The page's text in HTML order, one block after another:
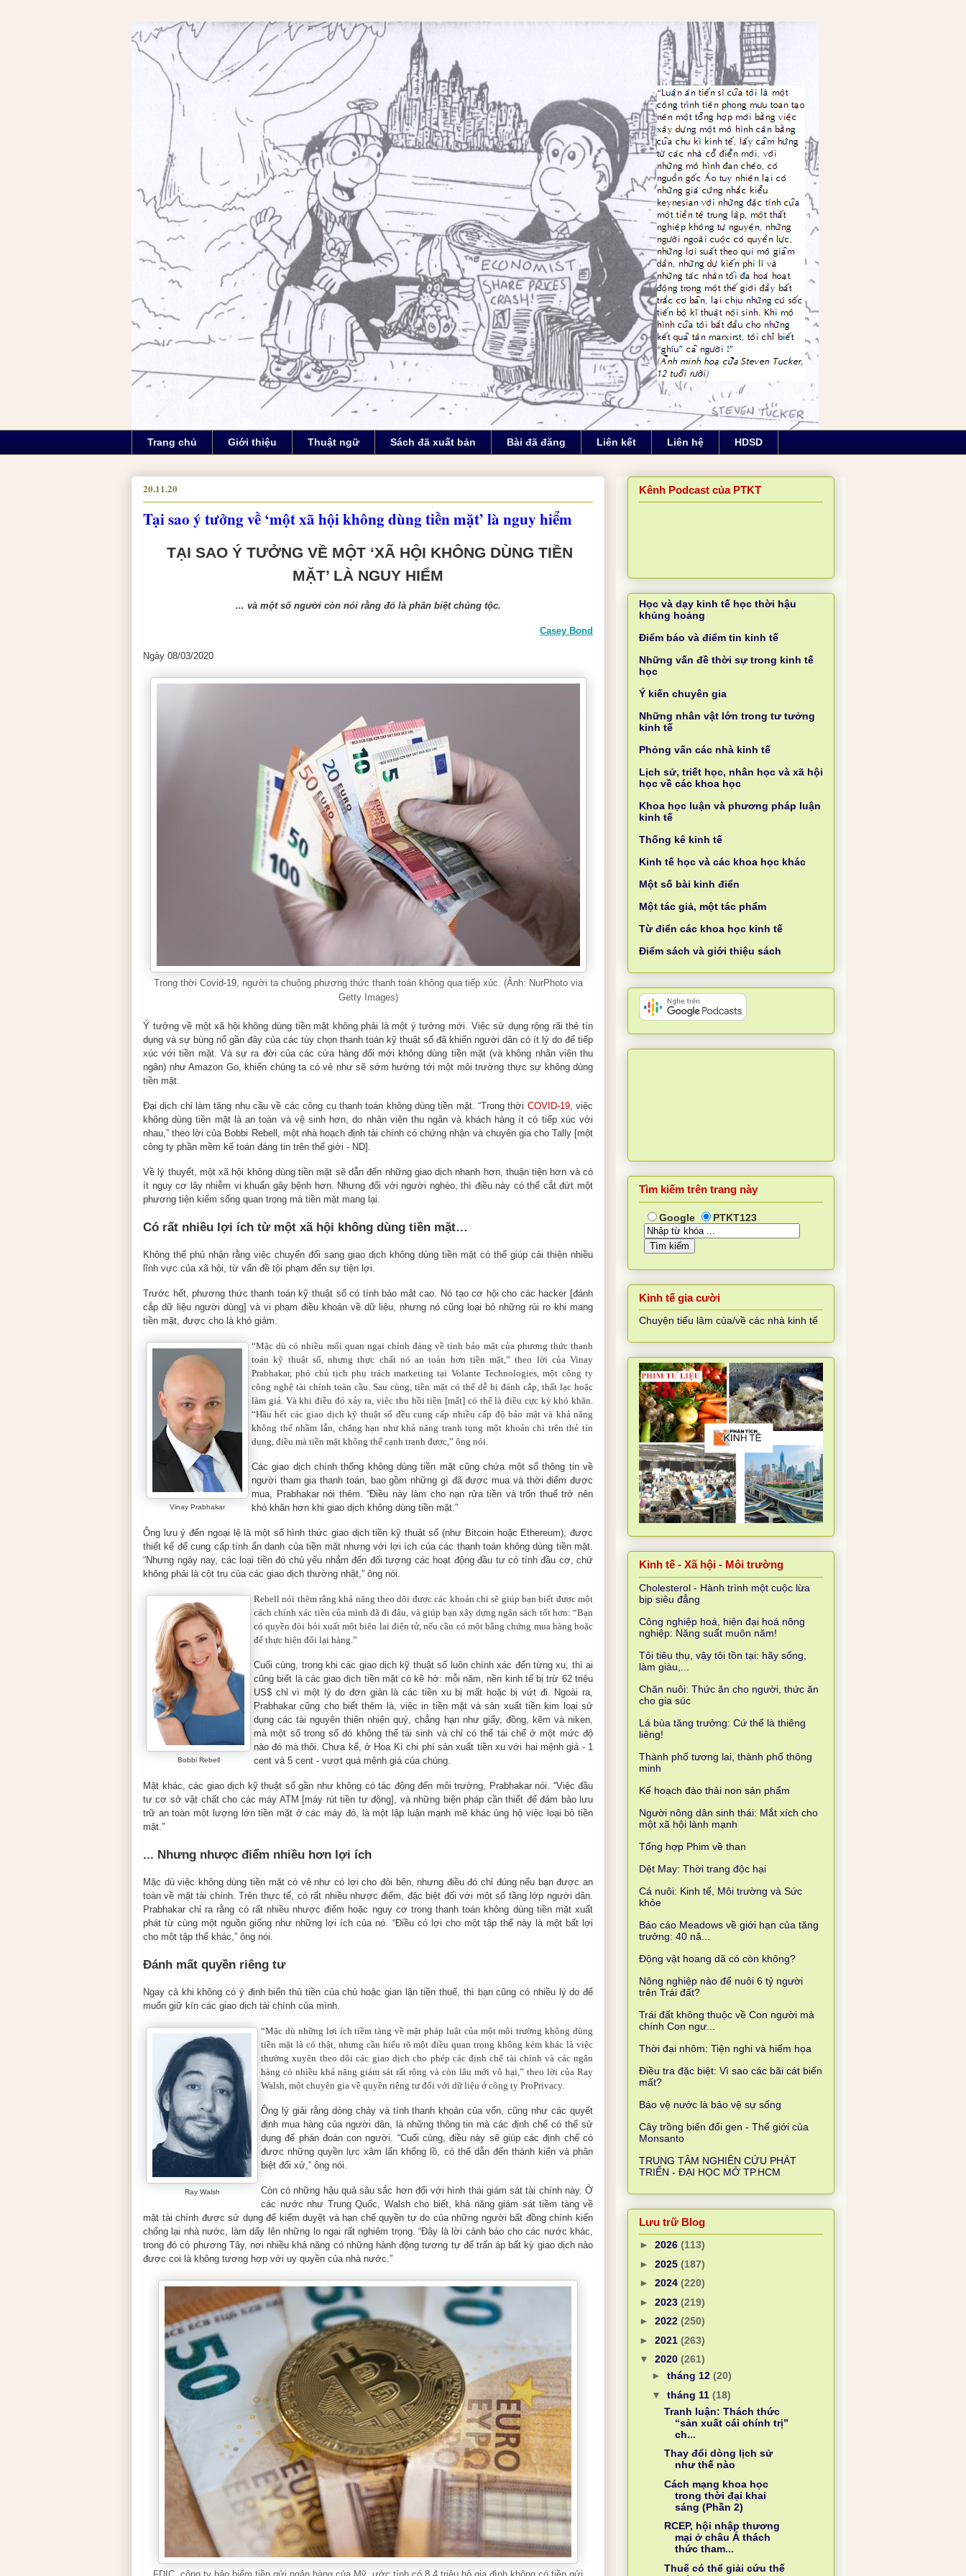
Trang chủ Giới thiệu Thuật ngữ Sách đã xuất bản Bài đã đăng Liên kết Liên hệ HDSD
20.11.20
Tại sao ý tưởng về ‘một xã hội không dùng tiền mặt’ là nguy hiểm
TẠI SAO Ý TƯỞNG VỀ MỘT ‘XÃ HỘI KHÔNG DÙNG TIỀN
MẶT’ LÀ NGUY HIỂM
... và một số người còn nói rằng đó là phân biệt chủng tộc.
Casey Bond
Ngày 08/03/2020
Trong thời Covid-19, người ta chuộng phương thức thanh toán không qua tiếp xúc. (Ảnh: NurPhoto via
Getty Images)
Ý tưởng về một xã hội không dùng tiền mặt không phải là một ý tưởng mới. Việc sử dụng rộng rãi thẻ tín
dụng và sự bùng nổ gần đây của các tùy chọn thanh toán kỹ thuật số đã khiến người dân có ít lý do để tiếp
xúc với tiền mặt. Và sự ra đời của các cửa hàng đổi mới không dùng tiền mặt (và không nhân viên thu
ngân) như Amazon Go, khiến chúng ta có vẻ như sẽ sớm hướng tới một môi trường thực sự không dùng
tiền mặt.
Đại dịch chỉ làm tăng nhu cầu về các công cụ thanh toán không dùng tiền mặt. “Trong thời COVID-19, việc
không dùng tiền mặt là an toàn và vệ sinh hơn, do nhân viên thu ngân và khách hàng ít có tiếp xúc với
nhau,” theo lời của Bobbi Rebell, một nhà hoạch định tài chính có chứng nhận và chuyên gia cho Tally [một
công ty phần mềm kế toán đáng tin trên thế giới - ND].
Về lý thuyết, một xã hội không dùng tiền mặt sẽ dẫn đến những giao dịch nhanh hơn, thuận tiện hơn và có
ít nguy cơ lây nhiễm vi khuẩn gây bệnh hơn. Nhưng đối với người nghèo, thì điều này có thể cắt đứt một
phương tiện kiếm sống quan trọng mà tiền mặt mang lại.
Có rất nhiều lợi ích từ một xã hội không dùng tiền mặt…
Không thể phủ nhận rằng việc chuyển đổi sang giao dịch không dùng tiền mặt có thể giúp cải thiện nhiều
lĩnh vực của xã hội, từ vấn đề tội phạm đến sự tiện lợi.
Trước hết, phương thức thanh toán kỹ thuật số có tính bảo mật cao. Nó tạo cơ hội cho các hacker [đánh
cắp dữ liệu người dùng] và vi phạm điều khoản về dữ liệu, nhưng nó cũng loại bỏ những rủi ro khi mang
tiền mặt, được cho là khó giảm.
Vinay Prabhakar
“Mặc dù có nhiều mối quan ngại chính đáng về tính bảo mật của phương thức thanh
toán kỹ thuật số, nhưng thực chất nó an toàn hơn tiền mặt,” theo lời của Vinay
Prabhakar, phó chủ tịch phụ trách marketing tại Volante Technologies, một công ty
công nghệ tài chính toàn cầu. Sau cùng, tiền mặt có thể dễ bị đánh cắp, thất lạc hoặc
làm giả. Và khi điều đó xảy ra, việc thu hồi tiền [mất] có thể là điều cực kỳ khó khăn.
“Hầu hết các giao dịch kỹ thuật số đều cung cấp nhiều cấp độ bảo mật và khả năng
không thể nhầm lẫn, chẳng hạn như khả năng tranh tụng một khoản chi trên thẻ tín
dụng, điều mà tiền mặt không thể cạnh tranh được,” ông nói.
Các giao dịch chính thống không dùng tiền mặt cũng chứa một số thông tin về
người tham gia thanh toán, bao gồm những gì đã được mua và thời điểm được
mua, Prabhakar nói thêm. “Điều này làm cho nạn rửa tiền và trốn thuế trở nên
khó khăn hơn khi giao dịch không dùng tiền mặt.”
Ông lưu ý đến ngoại lệ là một số hình thức giao dịch tiền kỹ thuật số (như Bitcoin hoặc Ethereum), được
thiết kế để cung cấp tính ẩn danh của tiền mặt nhưng với lợi ích của các thanh toán không dùng tiền mặt.
“Nhưng ngày nay, các loại tiền đó chủ yếu nhắm đến đối tượng các hoạt động đầu tư có tính đầu cơ, chứ
không phải là cột trụ của các giao dịch thường nhật,” ông nói.
Bobbi Rebell
Rebell nói thêm rằng khả năng theo dõi được các khoản chi sẽ giúp bạn biết được một
cách chính xác tiền của mình đã đi đâu, và giúp bạn xây dựng ngân sách tốt hơn: “Bạn
có quyền đòi hỏi xuất một biên lai điện tử, nếu cần có một bằng chứng mua hàng hoặc
để thực hiện đổi lại hàng.”
Cuối cùng, trong khi các giao dịch kỹ thuật số luôn chính xác đến từng xu, thì ai
cũng biết là các giao dịch tiền mặt có kẽ hở: mỗi năm, nền kinh tế bị trừ 62 triệu
US$ chỉ vì một lý do đơn giản là các tiền xu bị mất hoặc bị vứt đi. Ngoài ra,
Prabhakar cũng cho biết thêm là, việc in tiền mặt và sản xuất tiền kim loại sử
dụng các tài nguyên thiên nhiên quý, chẳng hạn như giấy, đồng, kẽm và niken,
mà một số trong số đó không thể tái sinh và chỉ có thể tái chế ở một mức độ
nào đó mà thôi. Chưa kể, ở Hoa Kì chi phí sản xuất tiền xu với hai mệnh giá - 1
cent và 5 cent - vượt quá mệnh giá của chúng.
Mặt khác, các giao dịch kỹ thuật số gần như không có tác động đến môi trường, Prabhakar nói. “Việc đầu
tư cơ sở vật chất cho các máy ATM [máy rút tiền tự động], và những biện pháp cần thiết để đảm bảo lưu
trữ an toàn một lượng lớn tiền mặt ở các máy đó, là một lập luận mạnh mẽ khác ủng hộ việc loại bỏ tiền
mặt.”
... Nhưng nhược điểm nhiều hơn lợi ích
Mặc dù việc không dùng tiền mặt có vẻ như có lợi cho đôi bên, nhưng điều đó chỉ đúng nếu bạn được an
toàn về mặt tài chính. Trên thực tế, có rất nhiều nhược điểm, đặc biệt đối với một số tầng lớp người dân.
Prabhakar chỉ ra rằng có rất nhiều nhược điểm hoặc nguy cơ trong thanh toán không dùng tiền mặt xuất
phát từ cùng một nguồn giống như những lợi ích của nó. “Điều có lợi cho một tập thể này là một bất lợi
cho một tập thể khác,” ông nói.
Đánh mất quyền riêng tư
Ngay cả khi không có ý định biển thủ tiền của chủ hoặc gian lận tiền thuế, thì bạn cũng có nhiều lý do để
muốn giữ kín các giao dịch tài chính của mình.
Ray Walsh
“Mặc dù những lợi ích tiềm tàng về mặt pháp luật của một môi trường không dùng
tiền mặt là có thật, nhưng cần hiểu rõ một điều quan trọng không kém khác là việc
thường xuyên theo dõi các giao dịch cho phép các định chế tài chính và các ngân
hàng có nhiều khả năng giám sát rất rộng và còn lâu mới vô hại,” theo lời của Ray
Walsh, một chuyên gia về quyền riêng tư đối với dữ liệu ở công ty ProPrivacy.
Ông lý giải rằng dòng chảy và tính thanh khoản của vốn, cũng như các quyết
định mua hàng của người dân, là những thông tin mà các định chế có thể sử
dụng để phán đoán con người. “Cuối cùng, điều này sẽ giúp các định chế có
được những quyền lực xâm lấn khổng lồ, có thể dẫn đến thành kiến và phân
biệt đối xử,” ông nói.
Còn có những hậu quả sâu sắc hơn đối với hình thái giám sát tài chính này. Ở
các nước như Trung Quốc, Walsh cho biết, khả năng giám sát tiềm tàng về
mặt tài chính được sử dụng để kiểm duyệt và hạn chế quyền tự do của những người bất đồng chính kiến
chống lại nhà nước, làm dấy lên những lo ngại rất nghiêm trọng. “Đây là lời cảnh báo cho các nước khác,
trong đó có phương Tây, nơi nhiều khả năng có những hành động tương tự để trấn áp bất kỳ giao dịch nào
được coi là không tương hợp với uy quyền của nhà nước.”
Kênh Podcast của PTKT
Học và dạy kinh tế học thời hậu
khủng hoảng
Điểm báo và điểm tin kinh tế
Những vấn đề thời sự trong kinh tế
học
Ý kiến chuyên gia
Những nhân vật lớn trong tư tưởng
kinh tế
Phỏng vấn các nhà kinh tế
Lịch sử, triết học, nhân học và xã hội
học về các khoa học
Khoa học luận và phương pháp luận
kinh tế
Thống kê kinh tế
Kinh tế học và các khoa học khác
Một số bài kinh điển
Một tác giả, một tác phẩm
Từ điển các khoa học kinh tế
Điểm sách và giới thiệu sách
Tìm kiếm trên trang này
Google PTKT123
Kinh tế gia cười
Chuyện tiếu lâm của/về các nhà kinh tế
Kinh tế - Xã hội - Môi trường
Cholesterol - Hành trình một cuộc lừa
bịp siêu đẳng
Công nghiệp hoá, hiện đại hoá nông
nghiệp: Năng suất muôn năm!
Tôi tiêu thụ, vậy tôi tồn tại: hãy sống,
làm giàu,...
Chăn nuôi: Thức ăn cho người, thức ăn
cho gia súc
Lá bùa tăng trưởng: Cứ thể là thiêng
liêng!
Thành phố tương lai, thành phố thông
minh
Kế hoạch đào thải non sản phẩm
Người nông dân sinh thái: Mắt xích cho
một xã hội lành mạnh
Tổng hợp Phim về than
Dệt May: Thời trang độc hại
Cá nuôi: Kinh tế, Môi trường và Sức
khỏe
Báo cáo Meadows về giới hạn của tăng
trưởng: 40 nă...
Động vật hoang dã có còn không?
Nông nghiệp nào để nuôi 6 tỷ người
trên Trái đất?
Trái đất không thuộc về Con người mà
chính Con ngư...
Thời đại nhôm: Tiện nghi và hiểm họa
Điều tra đặc biệt: Vì sao các bãi cát biến
mất?
Bảo vệ nước là bảo vệ sự sống
Cây trồng biến đổi gen - Thế giới của
Monsanto
TRUNG TÂM NGHIÊN CỨU PHÁT
TRIỂN - ĐẠI HỌC MỞ TP.HCM
Lưu trữ Blog
► 2026 (113)
► 2025 (187)
► 2024 (220)
► 2023 (219)
► 2022 (250)
► 2021 (263)
▼ 2020 (261)
► tháng 12 (20)
▼ tháng 11 (18)
Tranh luận: Thách thức
“sản xuất cái chính trị”
ch...
Thay đổi dòng lịch sử
như thế nào
Cách mạng khoa học
trong thời đại khai
sáng (Phần 2)
RCEP, hội nhập thương
mại ở châu Á thách
thức tham...
Thuế có thể giải cứu thế